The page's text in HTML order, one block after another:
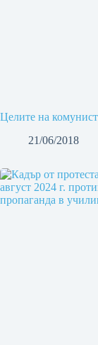
Целите на
21/06/2018